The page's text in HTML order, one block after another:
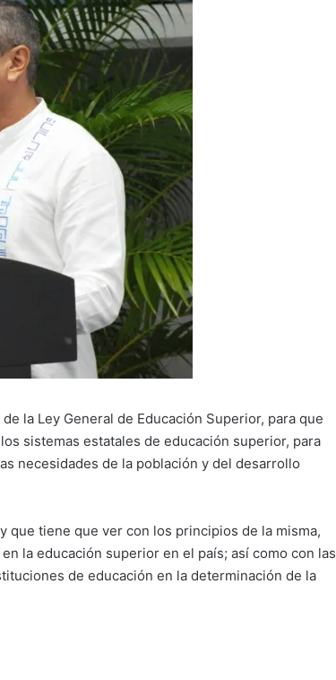
la Ley General de Educación Superior, para que
sistemas estatales de educación superior, para
necesidades de la población y del desarrollo
que tiene que ver con los principios de la misma,
la educación superior en el país; así como con las
de educación en la determinación de la